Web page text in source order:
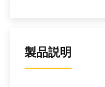
製品説明